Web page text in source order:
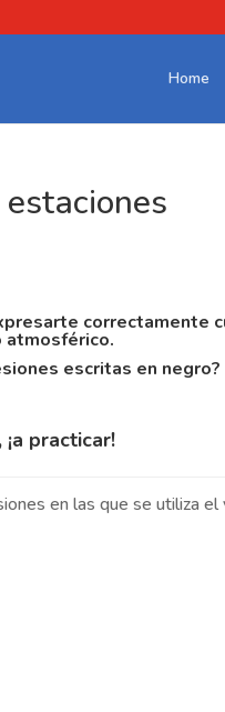
Home
correctamente
atmosférico.
escritas en negro?
practicar!
en las que se utiliza